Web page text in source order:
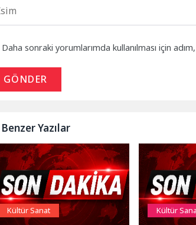
Daha sonraki yorumlarımda kullanılması için
GÖNDER
Benzer Yazılar
Kültür Sanat Kültür